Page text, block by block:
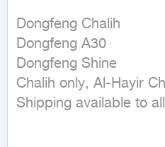
Dongfeng Chalih
Dongfeng A30
Dongfeng Shine
Chalih only, Al-Hayir
Shipping available to